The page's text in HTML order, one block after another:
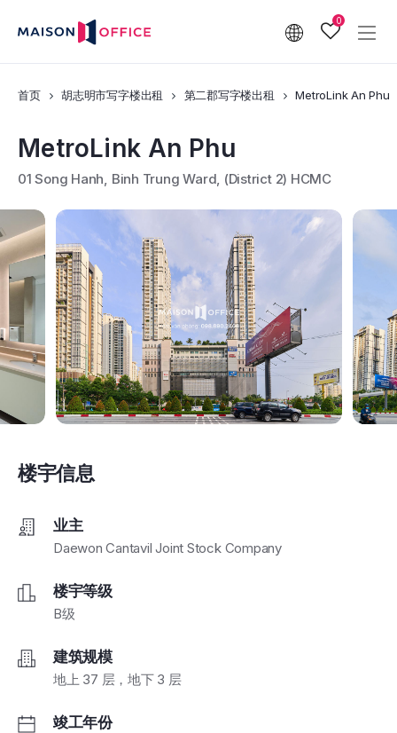
0
首页 胡志明市写字楼出租 第二郡写字楼出租 MetroLink An Phu
MetroLink An Phu
01 Song Hanh, Binh Trung Ward, (District 2) HCMC
楼宇信息
业主
Daewon Cantavil Joint Stock Company
楼宇等级
B级
建筑规模
地上 37 层，地下 3 层
竣工年份